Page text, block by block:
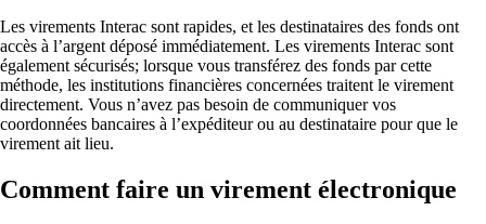
Les virements Interac sont rapides, et les destinataires des fonds ont
accès à l’argent déposé immédiatement. Les virements Interac sont
également sécurisés; lorsque vous transférez des fonds par cette
méthode, les institutions financières concernées traitent le virement
directement. Vous n’avez pas besoin de communiquer vos
coordonnées bancaires à l’expéditeur ou au destinataire pour que le
virement ait lieu.
Comment faire un virement électronique